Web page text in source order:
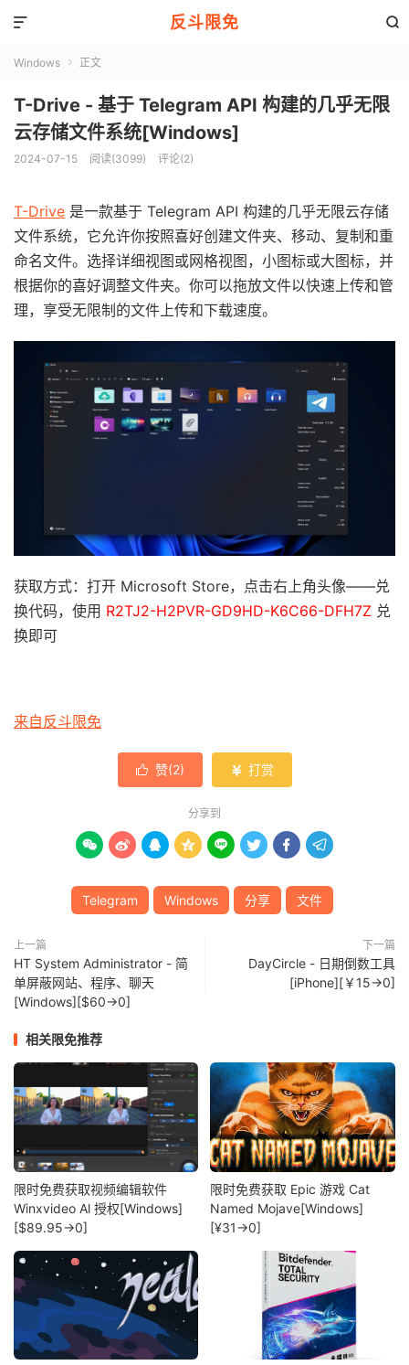
反斗限免 

Windows  正文
T-Drive - 基于 Telegram API 构建的几乎无限
云存储文件系统[Windows]
2024-07-15 阅读(3099) 评论(2)
T-Drive 是一款基于 Telegram API 构建的几乎无限云存储
文件系统，它允许你按照喜好创建文件夹、移动、复制和重
命名文件。选择详细视图或网格视图，小图标或大图标，并
根据你的喜好调整文件夹。你可以拖放文件以快速上传和管
理，享受无限制的文件上传和下载速度。
获取方式：打开 Microsoft Store，点击右上角头像——兑
换代码，使用 R2TJ2-H2PVR-GD9HD-K6C66-DFH7Z 兑
换即可
来自反斗限免
 赞(2)  打赏
分享到
       
Telegram Windows 分享 文件
上一篇
HT System Administrator - 简
单屏蔽网站、程序、聊天
[Windows][$60→0]
下一篇
DayCircle - 日期倒数工具
[iPhone][￥15→0]
相关限免推荐
限时免费获取视频编辑软件
Winxvideo Al 授权[Windows]
[$89.95→0]
限时免费获取 Epic 游戏 Cat
Named Mojave[Windows]
[¥31→0]